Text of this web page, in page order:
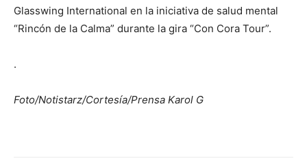
Glasswing International en la iniciativa de salud mental
“Rincón de la Calma” durante la gira “Con Cora Tour”.
.
Foto/Notistarz/Cortesía/Prensa Karol G